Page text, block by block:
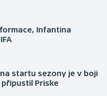
Infantina
startu sezony je v boji
Priske